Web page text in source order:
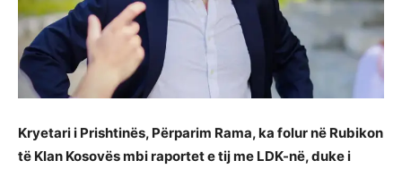
Kryetari i Prishtinës, Përparim Rama, ka folur në Rubikon
të Klan Kosovës mbi raportet e tij me LDK-në, duke i